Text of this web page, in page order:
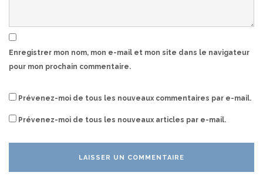
Enregistrer mon nom, mon e-mail et mon site dans le navigateur
pour mon prochain commentaire.
Prévenez-moi de tous les nouveaux commentaires par e-mail.
Prévenez-moi de tous les nouveaux articles par e-mail.